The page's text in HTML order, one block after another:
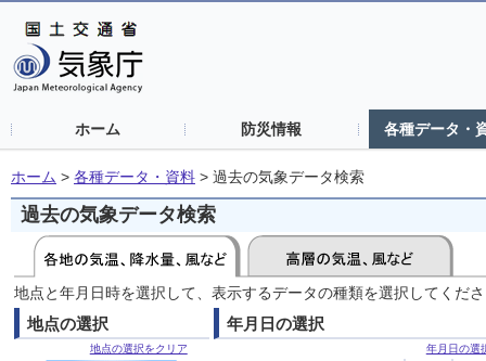
ホーム 防災情報 各種データ・
ホーム > 各種データ・資料 > 過去の気象データ検索
過去の気象データ検索
地点と年月日時を選択して、表示するデータの種類を選択してくだ
地点の選択
地点の選択をクリア
年月日の選択
年月日の選